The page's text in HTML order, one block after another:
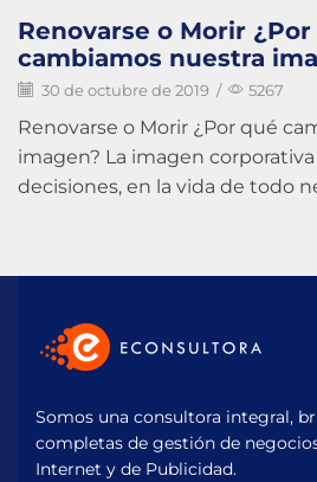
Renovarse o Morir
cambiamos nuestra
30 de octubre de 2019 / 5267
Renovarse o Morir ¿Por qué
imagen? La imagen
decisiones, en la vida de todo
Somos una consultora integral,
completas de gestión de
Internet y de Publicidad.